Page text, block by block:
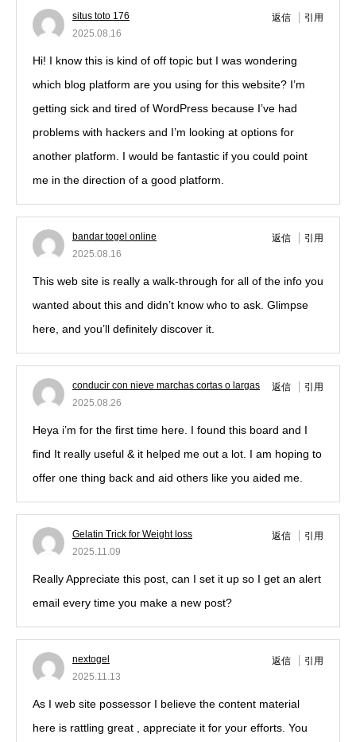
situs toto 176
2025.08.16
返信 引用
Hi! I know this is kind of off topic but I was wondering
which blog platform are you using for this website? I’m
getting sick and tired of WordPress because I’ve had
problems with hackers and I’m looking at options for
another platform. I would be fantastic if you could point
me in the direction of a good platform.
bandar togel online
2025.08.16
返信 引用
This web site is really a walk-through for all of the info you
wanted about this and didn’t know who to ask. Glimpse
here, and you’ll definitely discover it.
conducir con nieve marchas cortas o largas
2025.08.26
返信 引用
Heya i’m for the first time here. I found this board and I
find It really useful & it helped me out a lot. I am hoping to
offer one thing back and aid others like you aided me.
Gelatin Trick for Weight loss
2025.11.09
返信 引用
Really Appreciate this post, can I set it up so I get an alert
email every time you make a new post?
nextogel
2025.11.13
返信 引用
As I web site possessor I believe the content material
here is rattling great , appreciate it for your efforts. You